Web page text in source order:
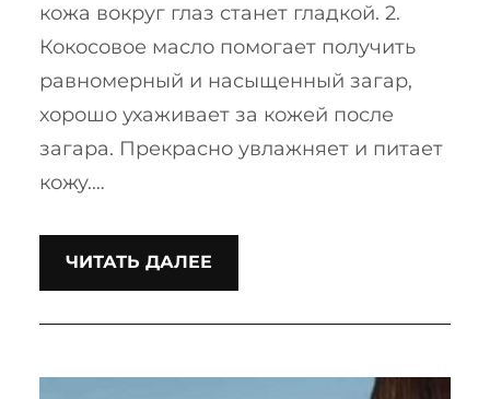
кожа вокруг глаз станет гладкой. 2.
Кокосовое масло помогает получить
равномерный и насыщенный загар,
хорошо ухаживает за кожей после
загара. Прекрасно увлажняет и питает
кожу.…
ЧИТАТЬ ДАЛЕЕ